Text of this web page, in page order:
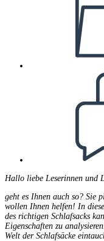
Hallo liebe Leserinnen und
geht es Ihnen auch so? Sie
wollen Ihnen helfen! In
des richtigen Schlafsacks
Eigenschaften zu
Welt der Schlafsäcke